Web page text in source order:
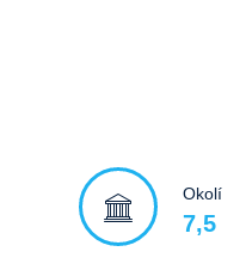
Okolí
7,5